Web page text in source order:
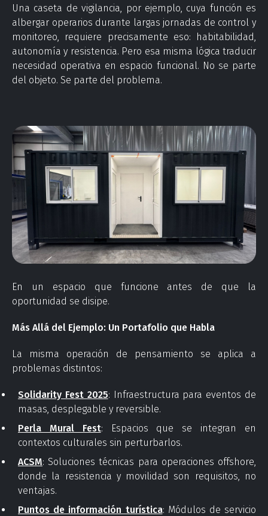
Una caseta de vigilancia, por ejemplo, cuya función es
albergar operarios durante largas jornadas de control y
monitoreo, requiere precisamente eso: habitabilidad,
autonomía y resistencia. Pero esa misma lógica traducir
necesidad operativa en espacio funcional. No se parte
del objeto. Se parte del problema.
En un espacio que funcione antes de que la
oportunidad se disipe.
Más Allá del Ejemplo: Un Portafolio que Habla
La misma operación de pensamiento se aplica a
problemas distintos:
Solidarity Fest 2025: Infraestructura para eventos de
masas, desplegable y reversible.
Perla Mural Fest: Espacios que se integran en
contextos culturales sin perturbarlos.
ACSM: Soluciones técnicas para operaciones offshore,
donde la resistencia y movilidad son requisitos, no
ventajas.
Puntos de información turística: Módulos de servicio